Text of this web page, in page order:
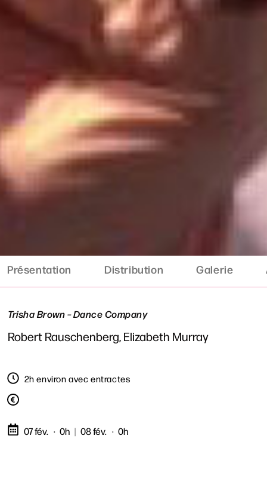
Présentation Distribution Galerie
Trisha Brown – Dance Company
Robert Rauschenberg, Elizabeth Murray
2h environ avec entractes
07 fév. 0h | 08 fév. 0h